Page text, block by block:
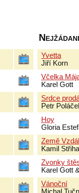
Yvetta
Jiří Korn
Včelka
Karel Gott
Srdce
Petr
Hoy
Gloria
Země
Kamil
Zvonky
Karel Gott
Vánoční